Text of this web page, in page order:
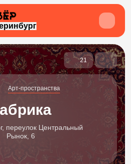
21
Арт-пространства
переулок Центральный
Рынок, 6